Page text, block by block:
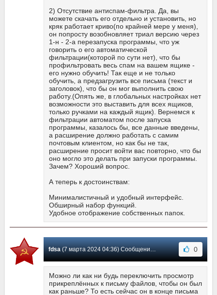
2) Отсутствие антиспам-фильтра. Да, вы
можете скачать его отдельно и установить, но
кряк работает криво(по крайней мере у меня),
он попросту возобновляет триал версию через
1-н - 2-а перезапуска программы, что уж
говорить о его автоматической
фильтрации(которой по сути нет), что бы
профильтровать весь спам на вашем ящике -
его нужно обучить! Так еще и не только
обучить, а предзагрузить все письма (текст и
заголовок), что бы он мог выполнить свою
работу.(Опять же, в глобальных настройках нет
возможности это выставить для всех ящиков,
только ручками на каждый ящик). Вернемся к
фильтрации автоматом после запуска
программы, казалось бы, все данные введены,
а расширение должно работать с самим
почтовым клиентом, но как бы не так,
расширение просит войти вас повторно, что бы
оно могло это делать при запуски программы.
Зачем? Хороший вопрос.
А теперь к достоинствам:
Минималистичный и удобный интерфейс.
Обширный набор функций.
Удобное отображение собственных папок.
fdsa(7 марта 2024 04:36) Сообщение #2165 0
Можно ли как ни будь переключить просмотр
прикреплённых к письму файлов, чтобы он был
как раньше? То есть сейчас он в конце письма